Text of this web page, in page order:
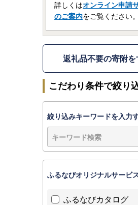
詳しくはオンライン申請
のご案内をご覧ください。
返礼品不要の寄附を
こだわり条件で絞り
絞り込みキーワードを入力
ふるなびオリジナルサービ
ふるなびカタログ